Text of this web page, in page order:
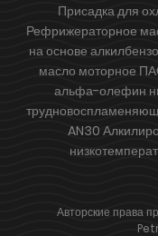
Присадка для
Рефрижераторное
на основе
масло моторное
альфа-олефин
AN30
Авторские права